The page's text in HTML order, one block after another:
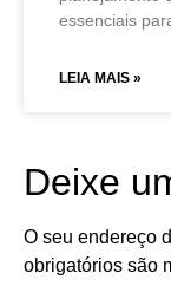
essenciais
LEIA MAIS »
Deixe
O seu endereço
obrigatórios são